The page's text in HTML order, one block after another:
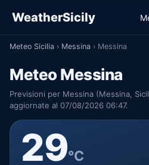
WeatherSicily
Meteo Sicilia › Messina › Messina
Meteo Messina
Previsioni per Messina (Messina,
aggiornate al 07/08/2026 06:47.
29°C